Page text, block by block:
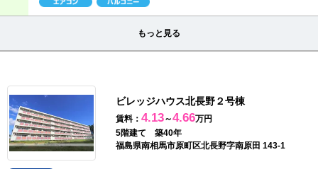
もっと見る
ビレッジハウス北長野２号棟
賃料： 4.13～4.66万円
5階建て 築40年
福島県南相馬市原町区北長野字南原田 143-1